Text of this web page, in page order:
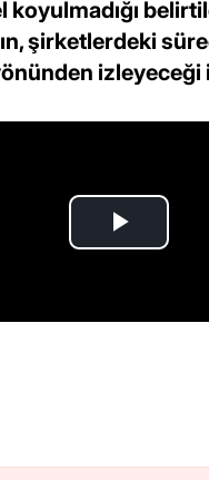
koyulmadığı
şirketlerdeki
izleyeceği